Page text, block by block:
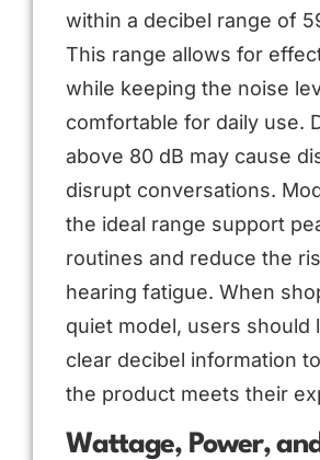
within a decibel range of
This range allows for
while keeping the noise
comfortable for daily use.
above 80 dB may cause
disrupt conversations.
the ideal range support
routines and reduce the
hearing fatigue. When
quiet model, users should
clear decibel information
the product meets their
Wattage, Power, and